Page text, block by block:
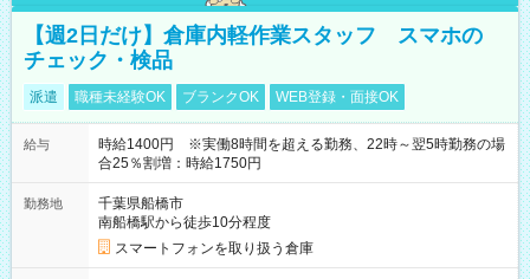
【週2日だけ】倉庫内軽作業スタッフ スマホの
チェック・検品
派遣 職種未経験OK ブランクOK WEB登録・面接OK
給与
時給1400円 ※実働8時間を超える勤務、22時～翌5時勤務の場
合25％割増：時給1750円
勤務地
千葉県船橋市
南船橋駅から徒歩10分程度
スマートフォンを取り扱う倉庫